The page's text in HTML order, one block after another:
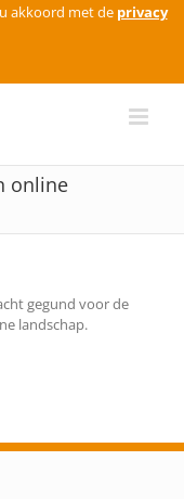
akkoord met de privacy
online
gegund voor de
landschap.